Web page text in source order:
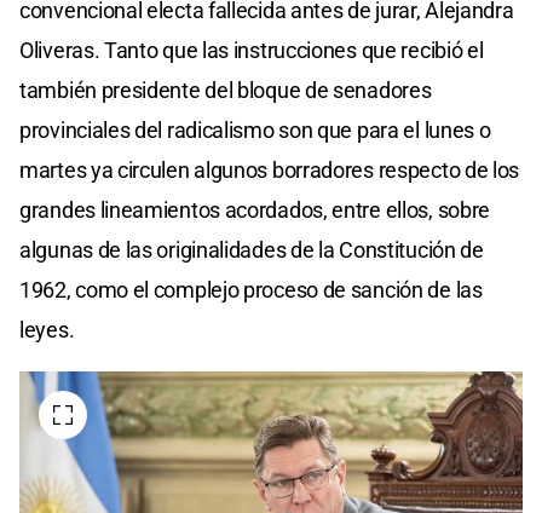
convencional electa fallecida antes de jurar, Alejandra
Oliveras. Tanto que las instrucciones que recibió el
también presidente del bloque de senadores
provinciales del radicalismo son que para el lunes o
martes ya circulen algunos borradores respecto de los
grandes lineamientos acordados, entre ellos, sobre
algunas de las originalidades de la Constitución de
1962, como el complejo proceso de sanción de las
leyes.